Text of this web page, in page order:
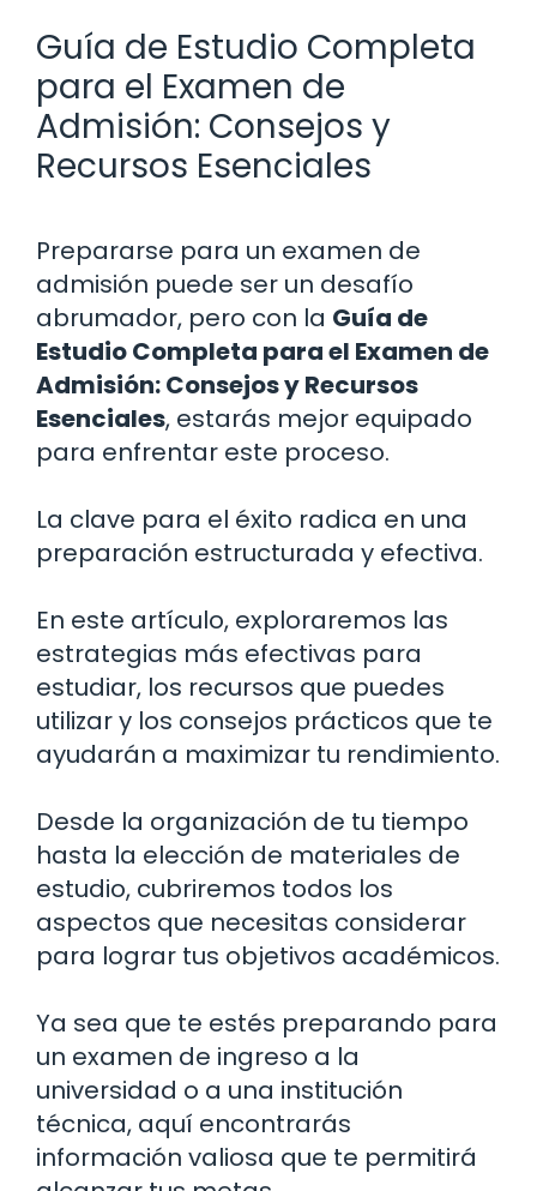
Guía de Estudio Completa
para el Examen de
Admisión: Consejos y
Recursos Esenciales
Prepararse para un examen de
admisión puede ser un desafío
abrumador, pero con la Guía de
Estudio Completa para el Examen de
Admisión: Consejos y Recursos
Esenciales, estarás mejor equipado
para enfrentar este proceso.
La clave para el éxito radica en una
preparación estructurada y efectiva.
En este artículo, exploraremos las
estrategias más efectivas para
estudiar, los recursos que puedes
utilizar y los consejos prácticos que te
ayudarán a maximizar tu rendimiento.
Desde la organización de tu tiempo
hasta la elección de materiales de
estudio, cubriremos todos los
aspectos que necesitas considerar
para lograr tus objetivos académicos.
Ya sea que te estés preparando para
un examen de ingreso a la
universidad o a una institución
técnica, aquí encontrarás
información valiosa que te permitirá